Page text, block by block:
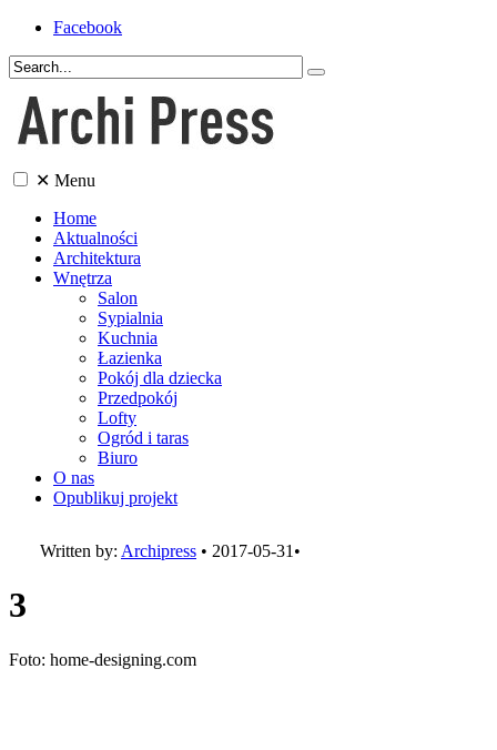
Facebook
✕ Menu
Home
Aktualności
Architektura
Wnętrza
Salon
Sypialnia
Kuchnia
Łazienka
Pokój dla dziecka
Przedpokój
Lofty
Ogród i taras
Biuro
O nas
Opublikuj projekt
Written by: Archipress • 2017-05-31 •
3
Foto: home-designing.com